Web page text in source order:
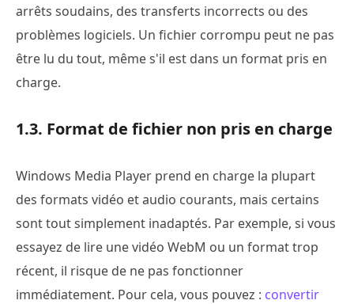
arrêts soudains, des transferts incorrects ou des
problèmes logiciels. Un fichier corrompu peut ne pas
être lu du tout, même s'il est dans un format pris en
charge.
1.3. Format de fichier non pris en charge
Windows Media Player prend en charge la plupart
des formats vidéo et audio courants, mais certains
sont tout simplement inadaptés. Par exemple, si vous
essayez de lire une vidéo WebM ou un format trop
récent, il risque de ne pas fonctionner
immédiatement. Pour cela, vous pouvez : convertir